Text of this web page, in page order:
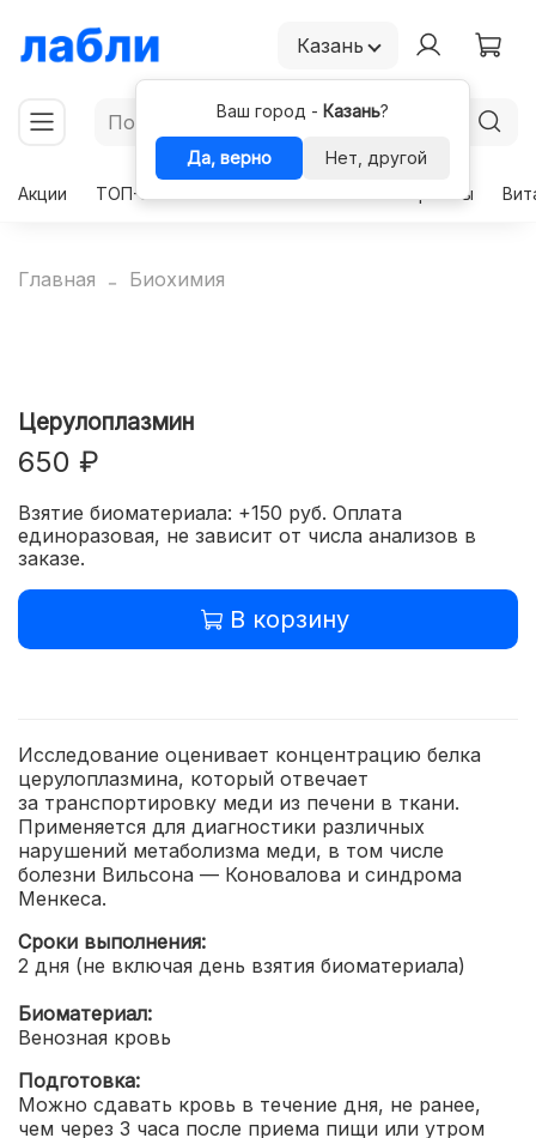
Казань
Ваш город - Казань?
Да, верно
Нет, другой
Акции
ТОП-50 Гормоны
Главная Биохимия
Церулоплазмин
650 ₽
Взятие биоматериала: +150 руб. Оплата
единоразовая, не зависит от числа анализов в
заказе.
В корзину
Исследование оценивает концентрацию белка
церулоплазмина, который отвечает
за транспортировку меди из печени в ткани.
Применяется для диагностики различных
нарушений метаболизма меди, в том числе
болезни Вильсона — Коновалова и синдрома
Менкеса.
Сроки выполнения:
2 дня (не включая день взятия биоматериала)
Биоматериал:
Венозная кровь
Подготовка:
Можно сдавать кровь в течение дня, не ранее,
чем через 3 часа после приема пищи или утром